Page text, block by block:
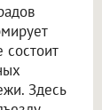
Здесь